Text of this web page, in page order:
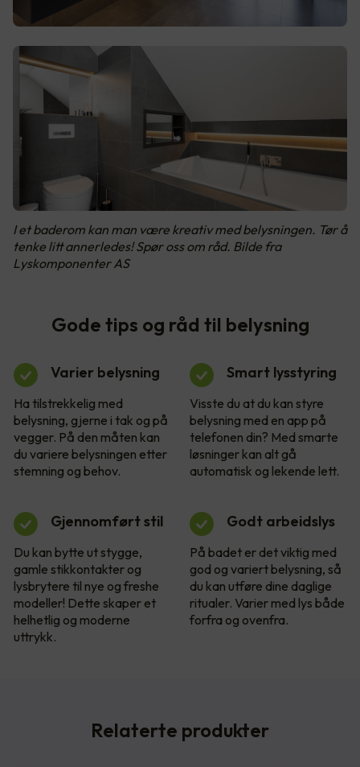
I et baderom kan man være kreativ med belysningen. Tør å
tenke litt annerledes! Spør oss om råd. Bilde fra
Lyskomponenter AS
Gode tips og råd til belysning
Varier belysning
Ha tilstrekkelig med
belysning, gjerne i tak og på
vegger. På den måten kan
du variere belysningen etter
stemning og behov.
Smart lysstyring
Visste du at du kan styre
belysning med en app på
telefonen din? Med smarte
løsninger kan alt gå
automatisk og lekende lett.
Gjennomført stil
Du kan bytte ut stygge,
gamle stikkontakter og
lysbrytere til nye og freshe
modeller! Dette skaper et
helhetlig og moderne
uttrykk.
Godt arbeidslys
På badet er det viktig med
god og variert belysning, så
du kan utføre dine daglige
ritualer. Varier med lys både
forfra og ovenfra.
Relaterte produkter